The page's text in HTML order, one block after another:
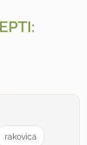
en dovolj.
rakovica